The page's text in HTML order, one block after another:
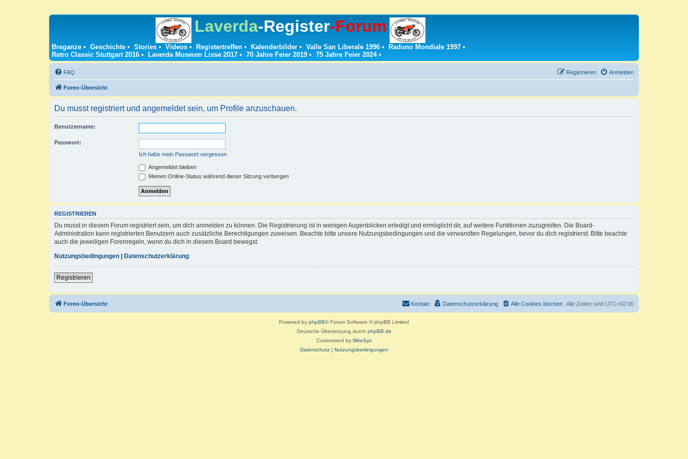
Laverda-Register-Forum
Breganze • Geschichte • Stories • Videos • Registertreffen • Kalenderbilder • Valle San Liberale 1996 • Raduno Mondiale 1997 •
Retro Classic Stuttgart 2016 • Laverda Museum Lisse 2017 • 70 Jahre Feier 2019 • 75 Jahre Feier 2024•
FAQ Anmelden
Registrieren
Foren-Übersicht
Du musst registriert und angemeldet sein, um Profile anzuschauen.
Benutzername:
Passwort:
Ich habe mein Passwort vergessen
Angemeldet bleiben
Meinen Online-Status während dieser Sitzung verbergen
REGISTRIEREN
Du musst in diesem Forum registriert sein, um dich anmelden zu können. Die Registrierung ist in wenigen Augenblicken erledigt und ermöglicht dir, auf weitere Funktionen zuzugreifen. Die Board-
Administration kann registrierten Benutzern auch zusätzliche Berechtigungen zuweisen. Beachte bitte unsere Nutzungsbedingungen und die verwandten Regelungen, bevor du dich registrierst. Bitte beachte
auch die jeweiligen Forenregeln, wenn du dich in diesem Board bewegst.
Nutzungsbedingungen
Datenschutzerklärung
Registrieren
Foren-Übersicht Alle Zeiten sind UTC+02:00
Alle Cookies löschen
Datenschutzerklärung
Kontakt
Powered by phpBB® Forum Software © phpBB Limited
Deutsche Übersetzung durch phpBB.de
Customized by WireSys
Datenschutz| Nutzungsbedingungen